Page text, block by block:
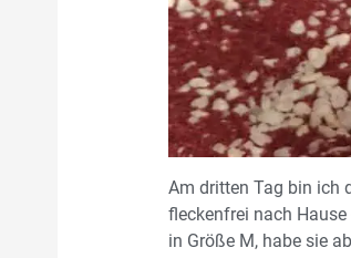
Am dritten Tag bin ich
fleckenfrei nach
in Größe M, habe sie